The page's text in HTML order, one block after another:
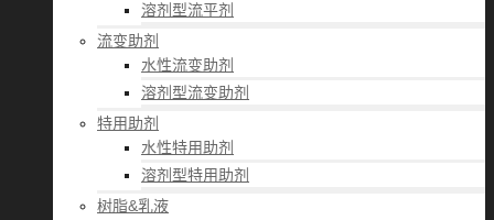
溶剂型流平剂
流变助剂
水性流变助剂
溶剂型流变助剂
特用助剂
水性特用助剂
溶剂型特用助剂
树脂&乳液